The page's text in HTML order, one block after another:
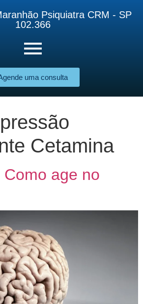
Psiquiatra CRM - SP
102.366
uma consulta
Cetamina
age no